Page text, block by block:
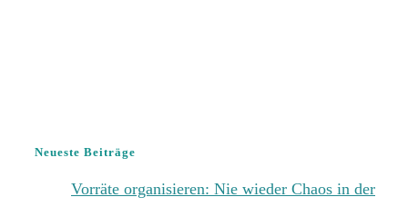
Neueste Beiträge
Vorräte organisieren: Nie wieder Chaos in der